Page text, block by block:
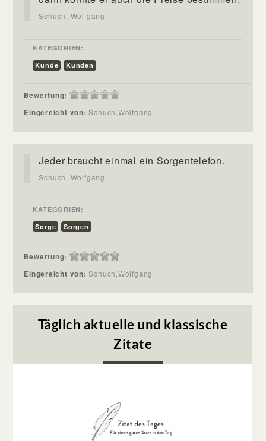
Schuch, Wolfgang
KATEGORIEN:
Kunde
Kunden
Bewertung:
Eingereicht von:Schuch,Wolfgang
Jeder braucht einmal ein Sorgentelefon.
Schuch, Wolfgang
KATEGORIEN:
Sorge
Sorgen
Bewertung:
Eingereicht von:Schuch,Wolfgang